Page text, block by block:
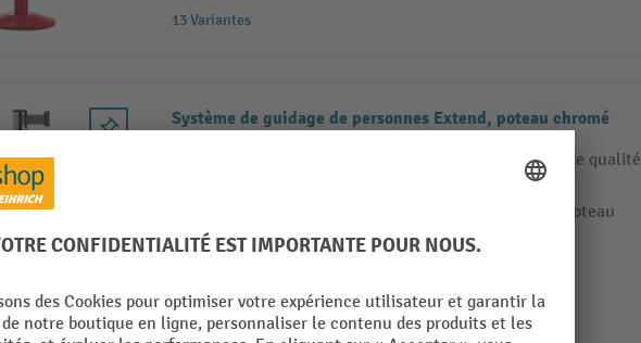
13 Variantes
Système de guidage de personnes Extend, poteau chromé
Système de guidage de personnes en aluminium de qualité
Avec rainures longitudinales pour 3 sangles par poteau
Sangles intégrées d’une longueur de 3,7 m
13 Variantes